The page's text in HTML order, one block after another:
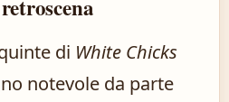
di White Chicks
notevole da parte